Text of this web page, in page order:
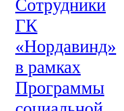
Сотрудники
ГК
«Нордавинд»
в рамках
Программы